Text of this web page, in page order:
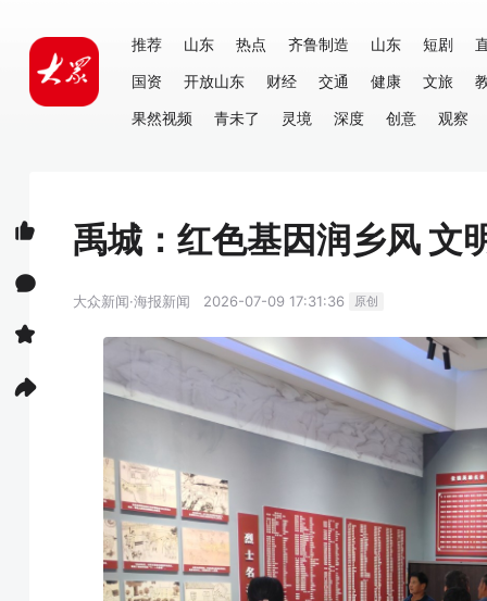
推荐 山东 热点 齐鲁制造 山东 短剧
国资
开放山东 财经 交通 健康 文旅
果然视频
青未了 灵境 深度 创意 观察
禹城：红色基因润乡风 文
大众新闻·海报新闻 2026-07-09 17:31:36 原创